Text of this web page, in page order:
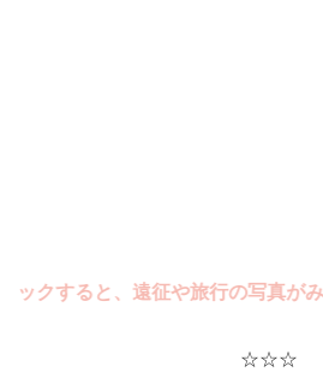
ると、遠征や旅行の写真がみれます
☆☆☆